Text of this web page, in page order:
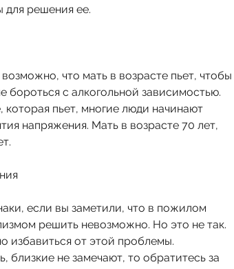
для решения ее.
что мать в возрасте пьет, чтобы
бороться с алкогольной зависимостью.
пьет, многие люди начинают
напряжения. Мать в возрасте 70 лет,
если вы заметили, что в пожилом
решить невозможно. Но это не так.
избавиться от этой проблемы.
не замечают, то обратитесь за